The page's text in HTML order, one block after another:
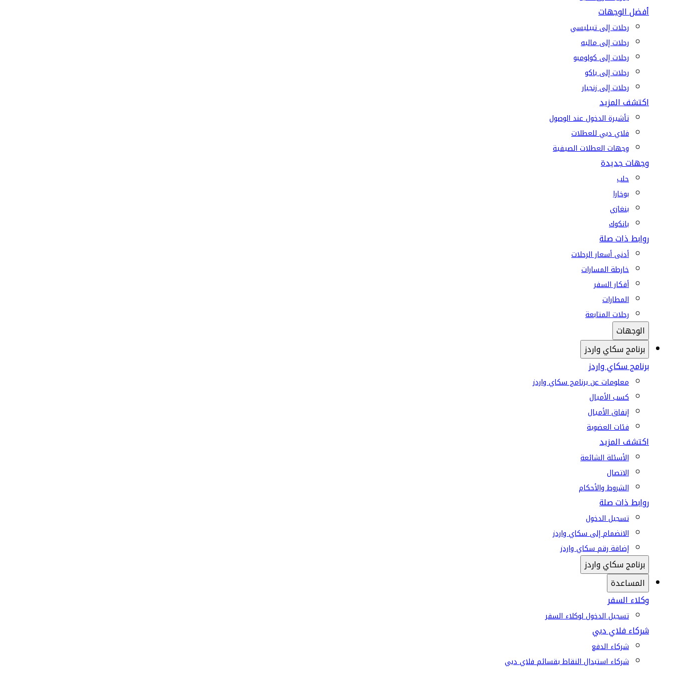
أفضل الوجهات
رحلات إلى تبيليسي
رحلات إلى ماليه
رحلات إلى كولومبو
رحلات إلى باكو
رحلات إلى زنجبار
اكتشف المزيد
تأشيرة الدخول عند الوصول
فلاي دبي للعطلات
وجهات العطلات الصيفية
وجهات جديدة
حلب
بوخارا
بنغازي
بانكوك
روابط ذات صلة
أدنى أسعار الرحلات
خارطة المسارات
أفكار السفر
المطارات
رحلات المتابعة
الوجهات
برنامج سكاي واردز
برنامج سكاي واردز
معلومات عن برنامج سكاي واردز
كسب الأميال
إنفاق الأميال
فئات العضوية
اكتشف المزيد
الأسئلة الشائعة
الاتصال
الشروط والأحكام
روابط ذات صلة
تسجيل الدخول
الانضمام إلى سكاي واردز
إضافة رقم سكاي واردز
برنامج سكاي واردز
المساعدة
وكلاء السفر
تسجيل الدخول لوكلاء السفر
شركاء فلاي دبي
شركاء الدفع
شركاء استبدال النقاط بقسائم فلاي دبي